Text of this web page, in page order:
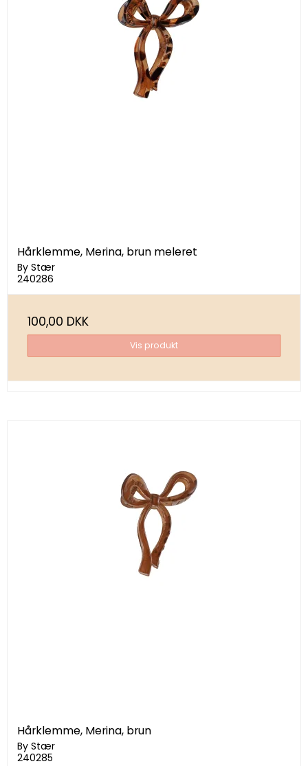
Hårklemme, Merina, brun meleret
By Stær
240286
100,00 DKK
Vis produkt
Hårklemme, Merina, brun
By Stær
240285